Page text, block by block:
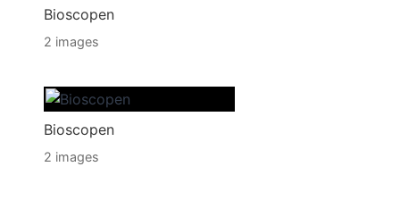
Bioscopen
2 images
Bioscopen
2 images